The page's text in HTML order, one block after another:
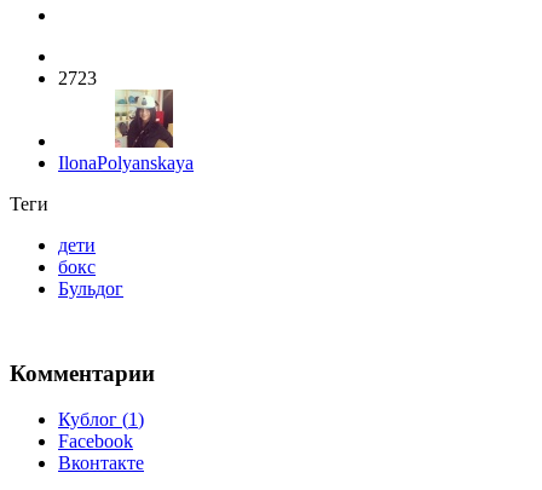
2723
IlonaPolyanskaya
Теги
дети
бокс
Бульдог
Комментарии
Кублог (1)
Facebook
Вконтакте